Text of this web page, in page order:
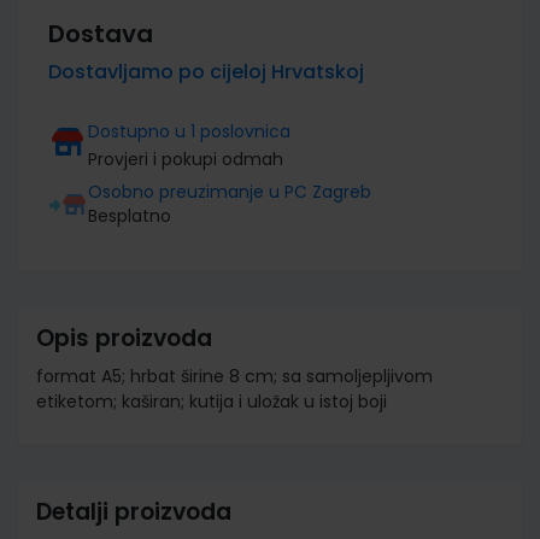
Dostava
Dostavljamo po cijeloj Hrvatskoj
Dostupno u 1 poslovnica
Provjeri i pokupi odmah
Osobno preuzimanje u PC Zagreb
Besplatno
Opis proizvoda
format A5; hrbat širine 8 cm; sa samoljepljivom
etiketom; kaširan; kutija i uložak u istoj boji
Detalji proizvoda